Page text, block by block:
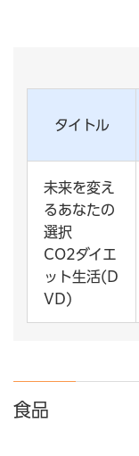
タイトル
未来を変え
るあなたの
選択
CO2ダイエ
ット生活(D
VD)
食品